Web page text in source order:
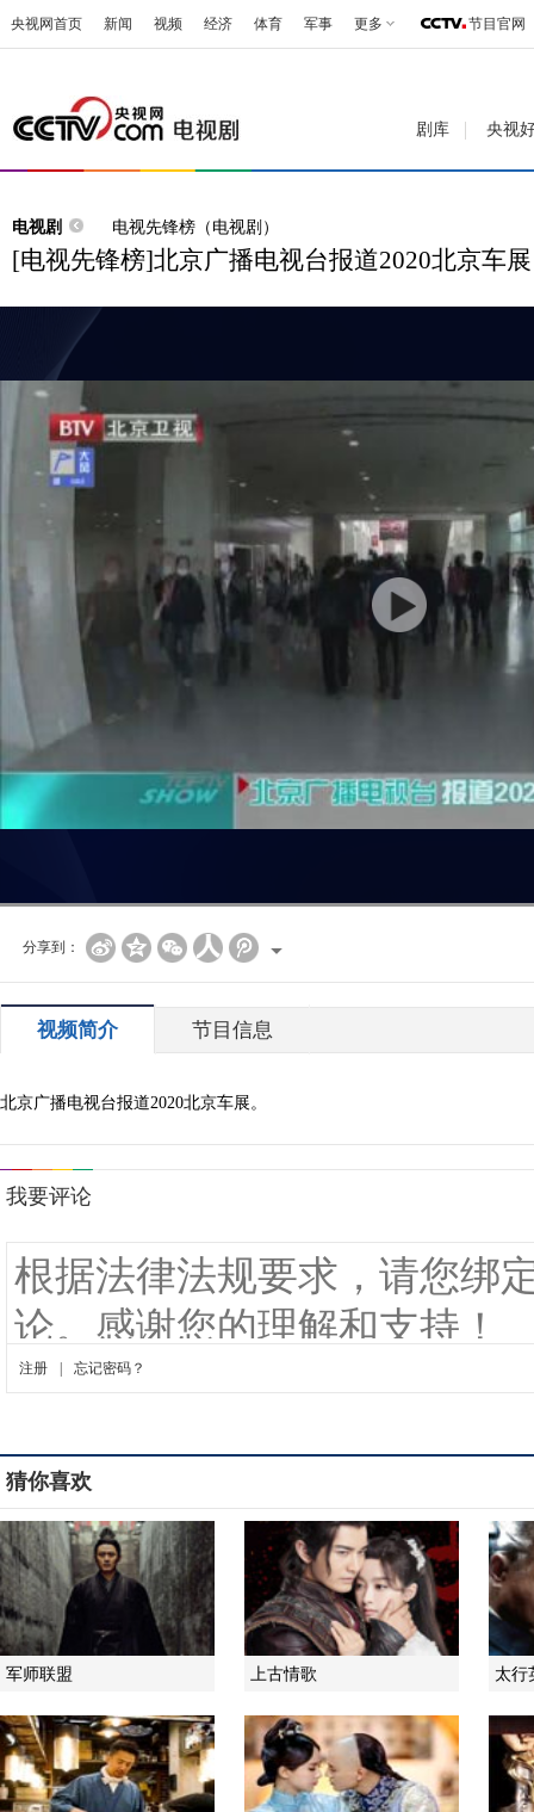
央视网首页 新闻 视频 经济 体育 军事 更多 节目官网
剧库 央视
电视剧 电视先锋榜（电视剧）
[电视先锋榜]北京广播电视台报道2020北京车展
分享到：
视频简介 节目信息
北京广播电视台报道2020北京车展。
猜你喜欢
军师联盟 上古情歌 太行